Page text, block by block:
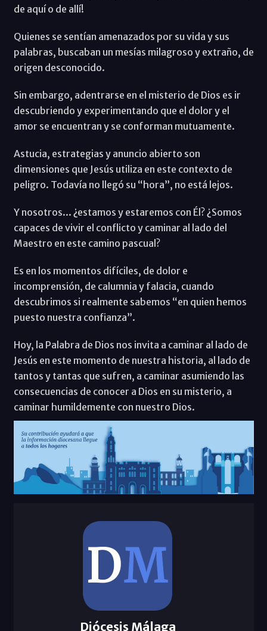
de aquí o de allí!
Quienes se sentían amenazados por su vida y sus
palabras, buscaban un mesías milagroso y extraño, de
origen desconocido.
Sin embargo, adentrarse en el misterio de Dios es ir
descubriendo y experimentando que el dolor y el
amor se encuentran y se conforman mutuamente.
Astucia, estrategias y anuncio abierto son
dimensiones que Jesús utiliza en este contexto de
peligro. Todavía no llegó su “hora”, no está lejos.
Y nosotros... ¿estamos y estaremos con Él? ¿Somos
capaces de vivir el conflicto y caminar al lado del
Maestro en este camino pascual?
Es en los momentos difíciles, de dolor e
incomprensión, de calumnia y falacia, cuando
descubrimos si realmente sabemos “en quien hemos
puesto nuestra confianza”.
Hoy, la Palabra de Dios nos invita a caminar al lado de
Jesús en este momento de nuestra historia, al lado de
tantos y tantas que sufren, a caminar asumiendo las
consecuencias de conocer a Dios en su misterio, a
caminar humildemente con nuestro Dios.
Diócesis Málaga